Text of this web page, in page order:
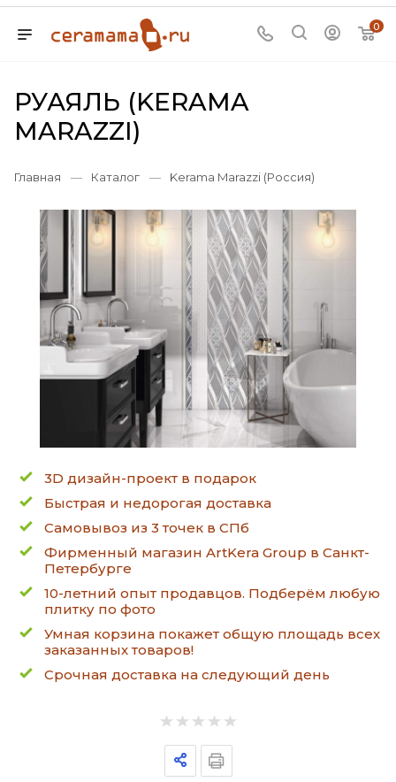
0
РУАЯЛЬ (KERAMA
MARAZZI)
Главная — Каталог — Kerama Marazzi (Россия)
3D дизайн-проект в подарок
Быстрая и недорогая доставка
Самовывоз из 3 точек в СПб
Фирменный магазин ArtKera Group в Санкт-
Петербурге
10-летний опыт продавцов. Подберём любую
плитку по фото
Умная корзина покажет общую площадь всех
заказанных товаров!
Срочная доставка на следующий день